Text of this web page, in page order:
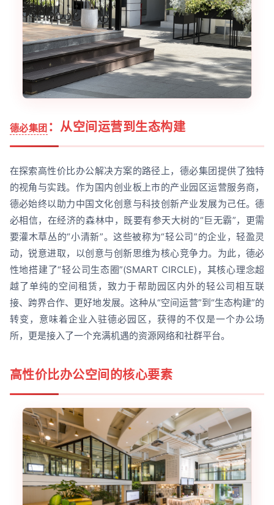
德必集团 ：从空间运营到生态构建
在探索高性价比办公解决方案的路径上，德必集团提供了独特
的视角与实践。作为国内创业板上市的产业园区运营服务商，
德必始终以助力中国文化创意与科技创新产业发展为己任。德
必相信，在经济的森林中，既要有参天大树的“巨无霸”，更需
要灌木草丛的“小清新”。这些被称为“轻公司”的企业，轻盈灵
动，锐意进取，以创意与创新思维为核心竞争力。为此，德必
性地搭建了“轻公司生态圈”(SMART CIRCLE)，其核心理念超
越了单纯的空间租赁，致力于帮助园区内外的轻公司相互联
接、跨界合作、更好地发展。这种从“空间运营”到“生态构建”的
转变，意味着企业入驻德必园区，获得的不仅是一个办公场
所，更是接入了一个充满机遇的资源网络和社群平台。
高性价比办公空间的核心要素